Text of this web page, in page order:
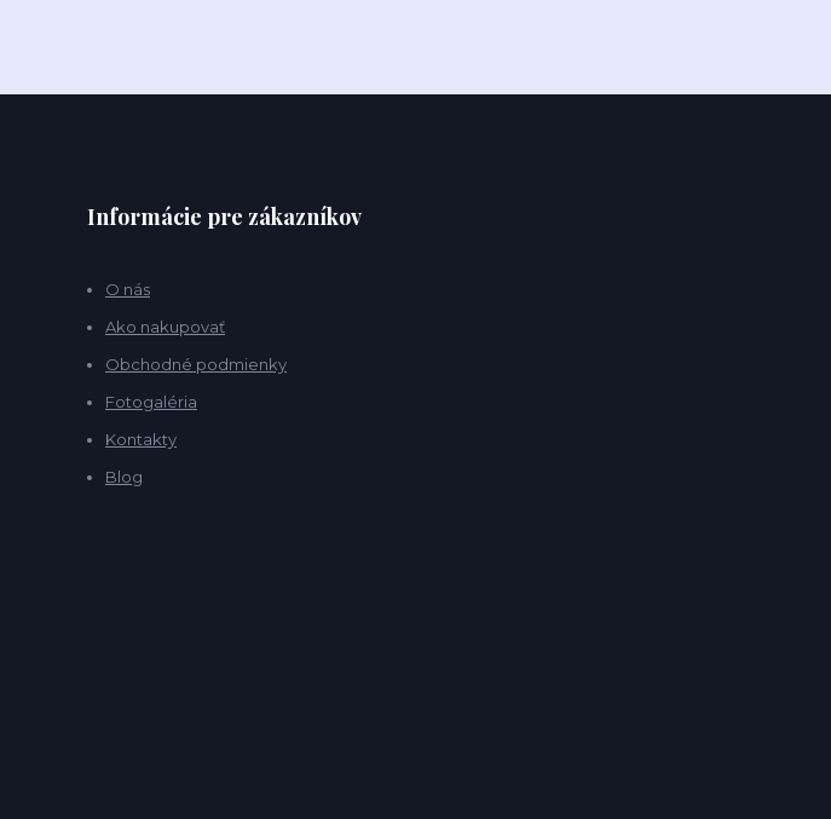
Informácie pre zákazníkov
O nás
Ako nakupovať
Obchodné podmienky
Fotogaléria
Kontakty
Blog